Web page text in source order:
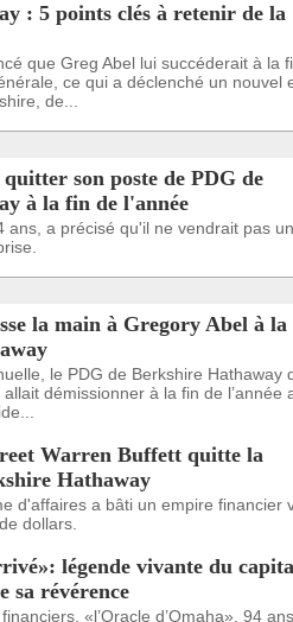
: 5 points clés à retenir de la
que Greg Abel lui succéderait à la
ce qui a déclenché un nouvel
de...
son poste de PDG de
à la fin de l'année
ans, a précisé qu'il ne vendrait pas
la main à Gregory Abel à la
le PDG de Berkshire Hathaway
démissionner à la fin de l’année
Warren Buffett quitte la
Hathaway
d'affaires a bâti un empire financier
dollars.
légende vivante du
sa révérence
«l’Oracle d’Omaha», 94